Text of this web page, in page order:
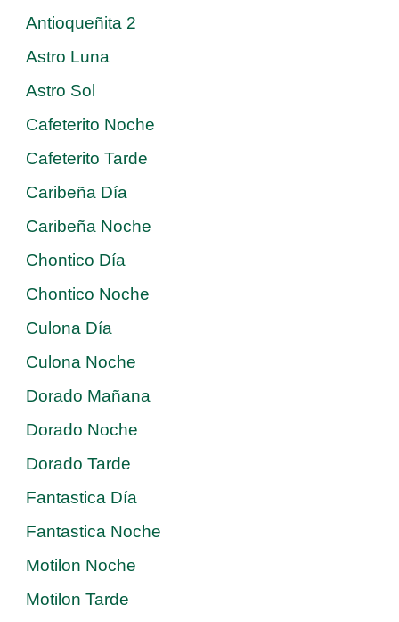
Antioqueñita 2
Astro Luna
Astro Sol
Cafeterito Noche
Cafeterito Tarde
Caribeña Día
Caribeña Noche
Chontico Día
Chontico Noche
Culona Día
Culona Noche
Dorado Mañana
Dorado Noche
Dorado Tarde
Fantastica Día
Fantastica Noche
Motilon Noche
Motilon Tarde